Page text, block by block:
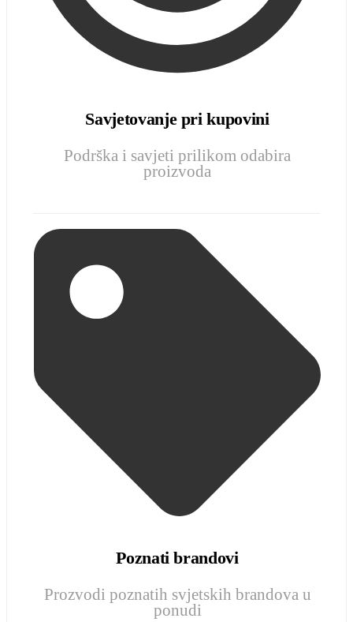
Savjetovanje pri kupovini
Podrška i savjeti prilikom odabira
proizvoda
Poznati brandovi
Prozvodi poznatih svjetskih brandova u
ponudi